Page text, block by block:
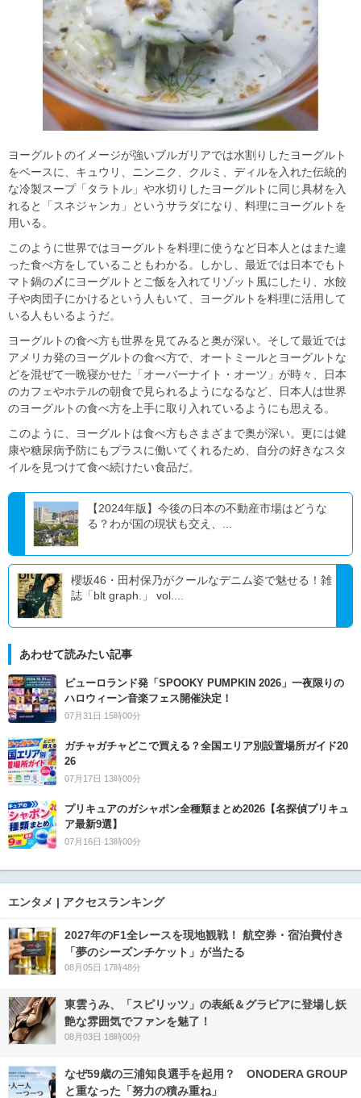
ヨーグルトのイメージが強いブルガリアでは水割りしたヨーグルト
をベースに、キュウリ、ニンニク、クルミ、ディルを入れた伝統的
な冷製スープ「タラトル」や水切りしたヨーグルトに同じ具材を入
れると「スネジャンカ」というサラダになり、料理にヨーグルトを
用いる。
このように世界ではヨーグルトを料理に使うなど日本人とはまた違
った食べ方をしていることもわかる。しかし、最近では日本でもト
マト鍋の〆にヨーグルトとご飯を入れてリゾット風にしたり、水餃
子や肉団子にかけるという人もいて、ヨーグルトを料理に活用して
いる人もいるようだ。
ヨーグルトの食べ方も世界を見てみると奥が深い。そして最近では
アメリカ発のヨーグルトの食べ方で、オートミールとヨーグルトな
どを混ぜて一晩寝かせた「オーバーナイト・オーツ」が時々、日本
のカフェやホテルの朝食で見られるようになるなど、日本人は世界
のヨーグルトの食べ方を上手に取り入れているようにも思える。
このように、ヨーグルトは食べ方もさまざまで奥が深い。更には健
康や糖尿病予防にもプラスに働いてくれるため、自分の好きなスタ
イルを見つけて食べ続けたい食品だ。
【2024年版】今後の日本の不動産市場はどうな
る？わが国の現状も交え、...
櫻坂46・田村保乃がクールなデニム姿で魅せる！雑
誌「blt graph.」 vol....
あわせて読みたい記事
ピューロランド発「SPOOKY PUMPKIN 2026」一夜限りの
ハロウィーン音楽フェス開催決定！
07月31日 15時00分
ガチャガチャどこで買える？全国エリア別設置場所ガイド20
26
07月17日 13時00分
プリキュアのガシャポン全種類まとめ2026【名探偵プリキュ
ア最新9選】
07月16日 13時00分
エンタメ | アクセスランキング
2027年のF1全レースを現地観戦！ 航空券・宿泊費付き
「夢のシーズンチケット」が当たる
08月05日 17時48分
東雲うみ、「スピリッツ」の表紙＆グラビアに登場し妖
艶な雰囲気でファンを魅了！
08月03日 18時00分
なぜ59歳の三浦知良選手を起用？ ONODERA GROUP
と重なった「努力の積み重ね」